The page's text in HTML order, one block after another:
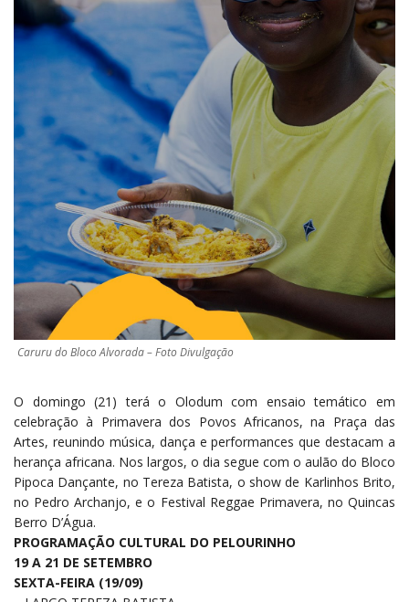
Caruru do Bloco Alvorada – Foto Divulgação
O domingo (21) terá o Olodum com ensaio temático em
celebração à Primavera dos Povos Africanos, na Praça das
Artes, reunindo música, dança e performances que destacam a
herança africana. Nos largos, o dia segue com o aulão do Bloco
Pipoca Dançante, no Tereza Batista, o show de Karlinhos Brito,
no Pedro Archanjo, e o Festival Reggae Primavera, no Quincas
Berro D’Água.
PROGRAMAÇÃO CULTURAL DO PELOURINHO
19 A 21 DE SETEMBRO
SEXTA-FEIRA (19/09)